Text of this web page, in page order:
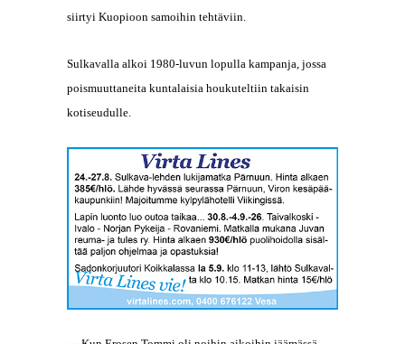
siirtyi Kuopioon samoihin tehtäviin.
Sulkavalla alkoi 1980-luvun lopulla kampanja, jossa
poismuuttaneita kuntalaisia houkuteltiin takaisin
kotiseudulle.